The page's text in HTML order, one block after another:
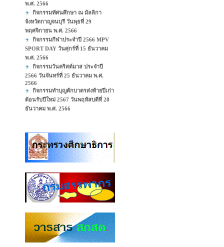
พ.ศ. 2566
กิจกรรมทัศนศึกษา ณ มัลลิกา
จังหวัดกาญจนบุรี วันพุธที่ 29
พฤศจิกายน พ.ศ. 2566
กิจกรรมกีฬาประจำปี 2566 MPV
SPORT DAY วันศุกร์ที่ 15 ธันวาคม
พ.ศ. 2566
กิจกรรมวันคริสต์มาส ประจำปี
2566 วันจันทร์ที่ 25 ธันวาคม พ.ศ.
2566
กิจกรรมทำบุญตักบาตรส่งท้ายปีเก่า
ต้อนรับปีใหม่ 2567 วันพฤหัสบดีที่ 28
ธันวาคม พ.ศ. 2566